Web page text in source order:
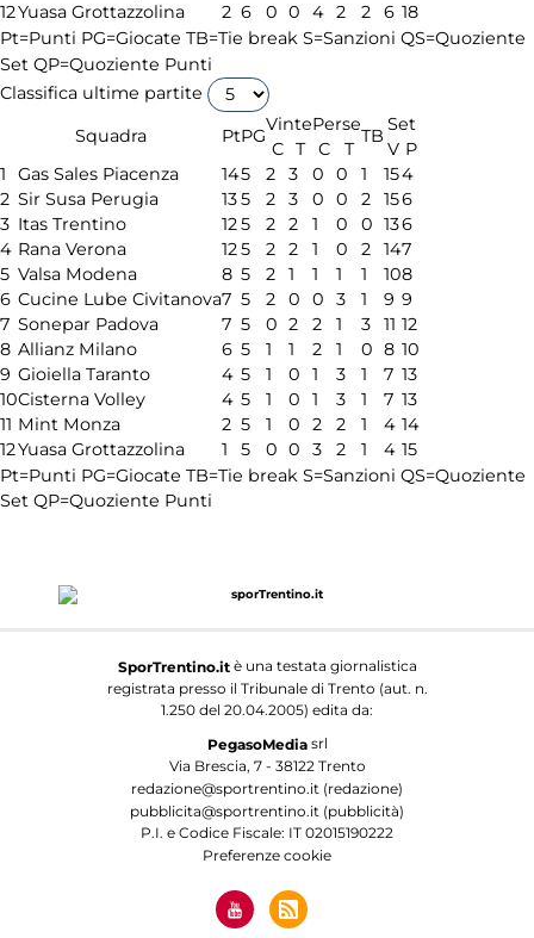
12Yuasa Grottazzolina 2 6 0 0 4 2 2 6 18
Pt=Punti PG=Giocate TB=Tie break S=Sanzioni QS=Quoziente
Set QP=Quoziente Punti
Classifica ultime partite
Squadra
PtPG
VintePerse
TB
Set
C T C T V P
1
Gas Sales Piacenza 145 2 3 0 0 1 154
2 Sir Susa Perugia 135 2 3 0 0 2 156
3 Itas Trentino 125 2 2 1 0 0 136
4 Rana Verona 125 2 2 1 0 2 147
5 Valsa Modena 8 5 2 1 1 1 1 108
6 Cucine Lube Civitanova7 5 2 0 0 3 1 9 9
7 Sonepar Padova 7 5 0 2 2 1 3 11 12
8 Allianz Milano 6 5 1 1 2 1 0 8 10
9 Gioiella Taranto 4 5 1 0 1 3 1 7 13
10Cisterna Volley 4 5 1 0 1 3 1 7 13
11 Mint Monza 2 5 1 0 2 2 1 4 14
12Yuasa Grottazzolina 1 5 0 0 3 2 1 4 15
Pt=Punti PG=Giocate TB=Tie break S=Sanzioni QS=Quoziente
Set QP=Quoziente Punti
SporTrentino.itè una testata giornalistica
registrata presso il Tribunale di Trento (aut. n.
1.250 del 20.04.2005) edita da:
PegasoMediasrl
Via Brescia, 7 - 38122 Trento
redazione@sportrentino.it (redazione)
pubblicita@sportrentino.it (pubblicità)
P.I. e Codice Fiscale: IT 02015190222
Preferenze cookie